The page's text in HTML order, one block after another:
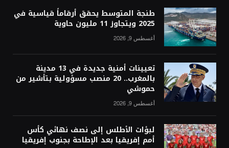
طنجة المتوسط يحقق أرقاماً قياسية في
2025 ويتجاوز 11 مليون حاوية
أغسطس 9, 2026
تعيينات أمنية جديدة في 13 مدينة
بالمغرب.. 20 منصب مسؤولية بتأشير من
حموشي
أغسطس 9, 2026
لبؤات الأطلس إلى نصف نهائي كأس
أمم إفريقيا بعد الإطاحة بجنوب إفريقيا